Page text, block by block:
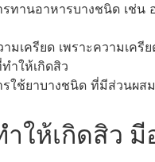
รทานอาหารบางชนิด เช่
ามเครียด เพราะความเครี
ำให้เกิดสิว
รใช้ยาบางชนิด ที่มีส่วนผส
ให้เกิดสิว มี